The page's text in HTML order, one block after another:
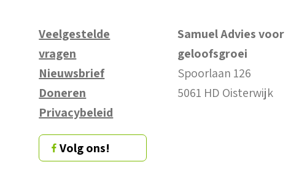
Veelgestelde
vragen
Nieuwsbrief
Doneren
Privacybeleid
Volg ons!
Samuel Advies voor
geloofsgroei
Spoorlaan 126
5061 HD Oisterwijk